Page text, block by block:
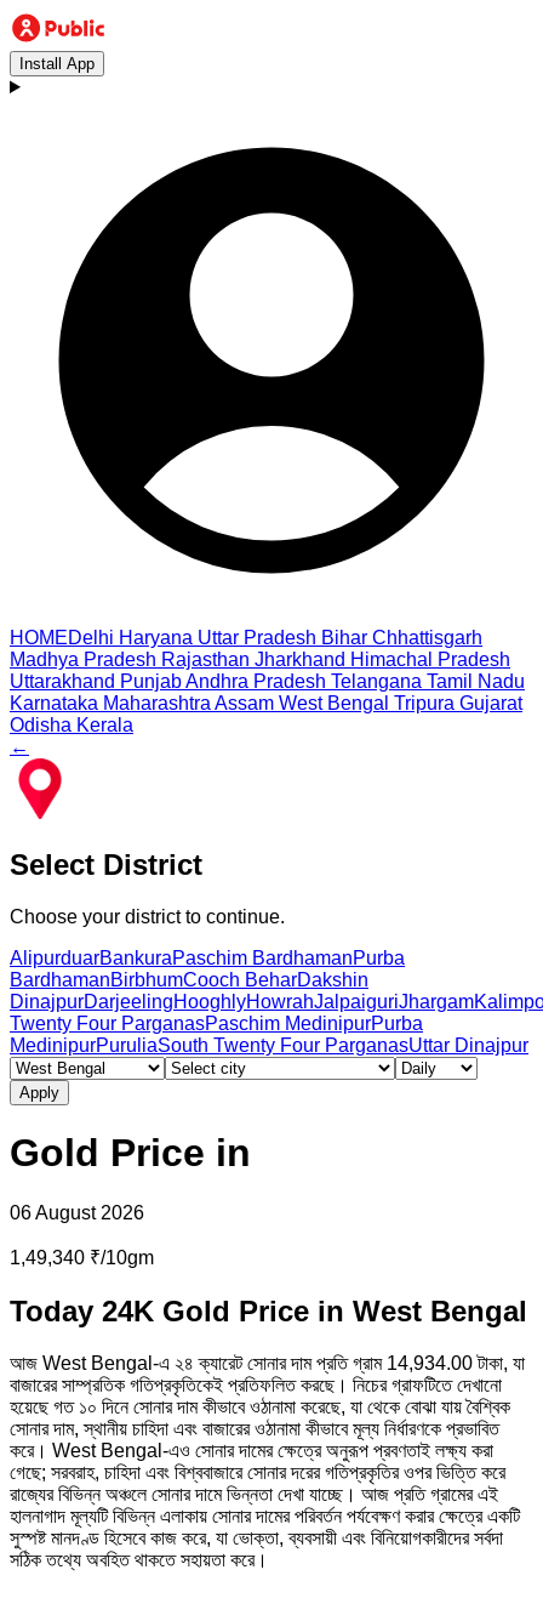
Install App
HOMEDelhi Haryana Uttar Pradesh Bihar Chhattisgarh
Madhya Pradesh Rajasthan Jharkhand Himachal Pradesh
Uttarakhand PunjabAndhra Pradesh Telangana Tamil Nadu
Karnataka Maharashtra Assam West Bengal Tripura Gujarat
Odisha Kerala
←
Select District
Choose your district to continue.
AlipurduarBankuraPaschim BardhamanPurba
BardhamanBirbhumCooch BeharDakshin
DinajpurDarjeelingHooghlyHowrahJalpaiguriJhargam
Twenty Four ParganasPaschim MedinipurPurba
MedinipurPuruliaSouth Twenty Four ParganasUttar Dinajpur
Apply
Gold Price in
06 August 2026
1,49,340 ₹/10gm
Today 24K Gold Price in West Bengal
আজ West Bengal-এ ২৪ ক্যারেট সোনার দাম প্রতি গ্রাম 14,934.00 টাকা, যা
বাজারের সাম্প্রতিক গতিপ্রকৃতিকেই প্রতিফলিত করছে। নিচের গ্রাফটিতে দেখানো
হয়েছে গত ১০ দিনে সোনার দাম কীভাবে ওঠানামা করেছে, যা থেকে বোঝা যায় বৈশ্বিক
সোনার দাম, স্থানীয় চাহিদা এবং বাজারের ওঠানামা কীভাবে মূল্য নির্ধারণকে প্রভাবিত
করে। West Bengal-এও সোনার দামের ক্ষেত্রে অনুরূপ প্রবণতাই লক্ষ্য করা
গেছে; সরবরাহ, চাহিদা এবং বিশ্ববাজারে সোনার দরের গতিপ্রকৃতির ওপর ভিত্তি করে
রাজ্যের বিভিন্ন অঞ্চলে সোনার দামে ভিন্নতা দেখা যাচ্ছে। আজ প্রতি গ্রামের এই
হালনাগাদ মূল্যটি বিভিন্ন এলাকায় সোনার দামের পরিবর্তন পর্যবেক্ষণ করার ক্ষেত্রে একটি
সুস্পষ্ট মানদণ্ড হিসেবে কাজ করে, যা ভোক্তা, ব্যবসায়ী এবং বিনিয়োগকারীদের সর্বদা
সঠিক তথ্যে অবহিত থাকতে সহায়তা করে।